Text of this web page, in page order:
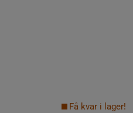
Få kvar i lager!